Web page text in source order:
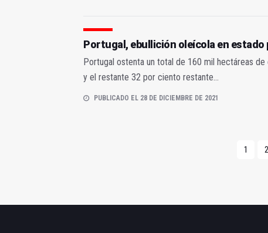
Portugal, ebullición oleícola en estado
Portugal ostenta un total de 160 mil hectáreas
y el restante 32 por ciento restante...
PUBLICADO EL 28 DE DICIEMBRE DE 2021
1 2